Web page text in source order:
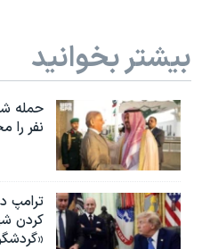
بیشتر بخوانید
نفر را
ترامپ
کردن